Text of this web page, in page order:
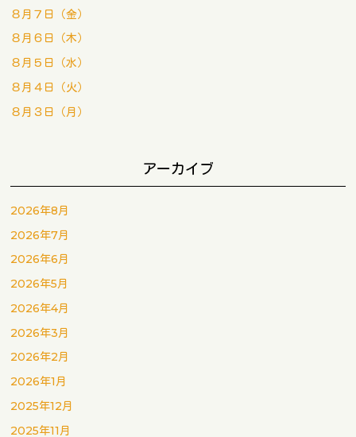
８月７日（金）
８月６日（木）
８月５日（水）
８月４日（火）
８月３日（月）
アーカイブ
2026年8月
2026年7月
2026年6月
2026年5月
2026年4月
2026年3月
2026年2月
2026年1月
2025年12月
2025年11月